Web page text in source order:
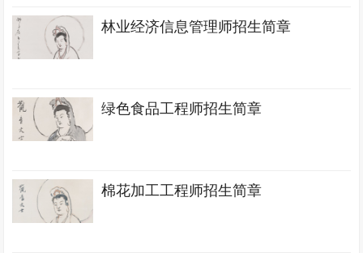
林业经济信息管理师招生简章
绿色食品工程师招生简章
棉花加工工程师招生简章